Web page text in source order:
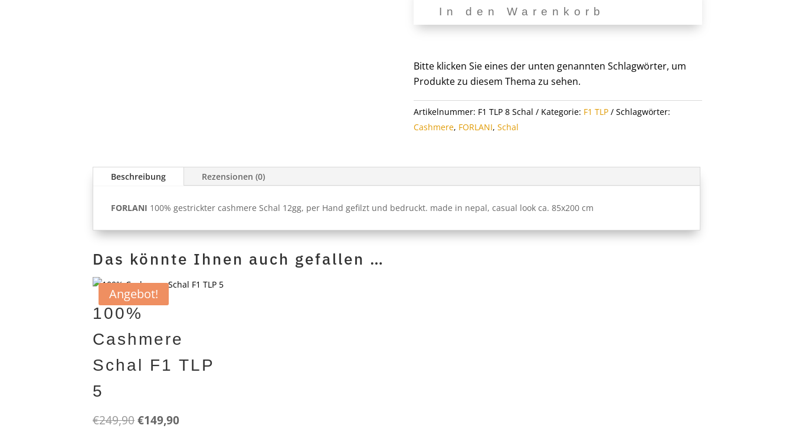
F1
TLP
Menge
In den Warenkorb
Bitte klicken Sie eines der unten genannten Schlagwörter, um
Produkte zu diesem Thema zu sehen.
Artikelnummer: F1 TLP 8 Schal Kategorie: F1 TLP
Schlagwörter:
Cashmere, FORLANI,Schal
Beschreibung Rezensionen (0)
FORLANI 100% gestrickter cashmere Schal 12gg, per Hand gefilzt und bedruckt. made in nepal, casual look ca. 85x200 cm
Das könnte Ihnen auch gefallen …
Angebot!
100%
Cashmere
Schal F1 TLP
5
€249,90Ursprünglicher
€149,90